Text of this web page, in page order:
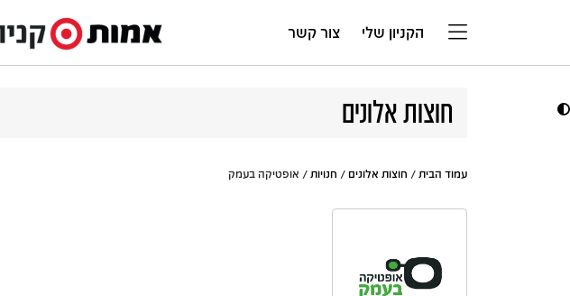
הקניון שלי צור קשר
חוצות אלונים
עמוד הבית / חוצות אלונים / חנויות / אופטיקה בעמק